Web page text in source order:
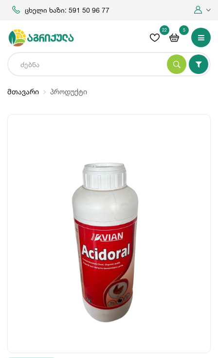
ცხელი ხაზი: 591 50 96 77
22 5
მთავარი პროდუქტი